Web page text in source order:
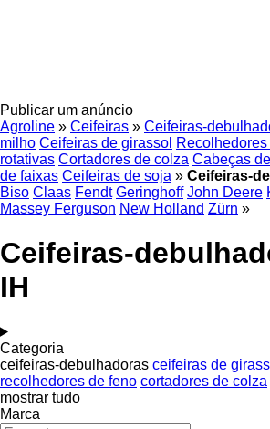
Publicar um anúncio
Agroline » Ceifeiras » Ceifeiras-
milho Ceifeiras de girassol
rotativas Cortadores de colza Cabeças
de faixas Ceifeiras de soja » Ceifeiras-
Biso Claas Fendt Geringhoff John Deere
Massey Ferguson New Holland Zürn »
Ceifeiras-
IH
Categoria
ceifeiras-debulhadoras ceifeiras de
recolhedores de feno cortadores de colza
mostrar tudo
Marca